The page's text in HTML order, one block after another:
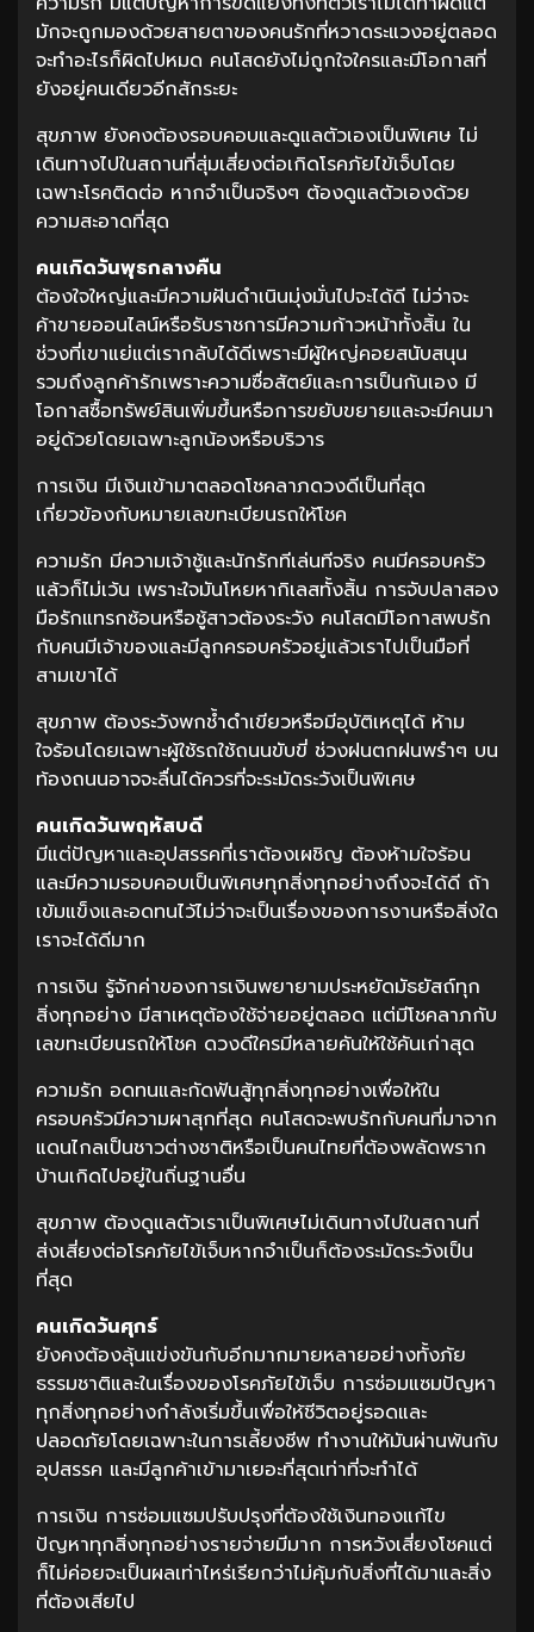
มักจะถูกมองด้วยสายตาของคนรักที่หวาดระแวงอยู่ตลอด
จะทำอะไรก็ผิดไปหมด คนโสดยังไม่ถูกใจใครและมีโอกาสที่
ยังอยู่คนเดียวอีกสักระยะ
สุขภาพ ยังคงต้องรอบคอบและดูแลตัวเองเป็นพิเศษ ไม่
เดินทางไปในสถานที่สุ่มเสี่ยงต่อเกิดโรคภัยไข้เจ็บโดย
เฉพาะโรคติดต่อ หากจำเป็นจริงๆ ต้องดูแลตัวเองด้วย
ความสะอาดที่สุด
คนเกิดวันพุธกลางคืน
ต้องใจใหญ่และมีความฝันดำเนินมุ่งมั่นไปจะได้ดี ไม่ว่าจะ
ค้าขายออนไลน์หรือรับราชการมีความก้าวหน้าทั้งสิ้น ใน
ช่วงที่เขาแย่แต่เรากลับได้ดีเพราะมีผู้ใหญ่คอยสนับสนุน
รวมถึงลูกค้ารักเพราะความซื่อสัตย์และการเป็นกันเอง มี
โอกาสซื้อทรัพย์สินเพิ่มขึ้นหรือการขยับขยายและจะมีคนมา
อยู่ด้วยโดยเฉพาะลูกน้องหรือบริวาร
การเงิน มีเงินเข้ามาตลอดโชคลาภดวงดีเป็นที่สุด
เกี่ยวข้องกับหมายเลขทะเบียนรถให้โชค
ความรัก มีความเจ้าชู้และนักรักทีเล่นทีจริง คนมีครอบครัว
แล้วก็ไม่เว้น เพราะใจมันโหยหากิเลสทั้งสิ้น การจับปลาสอง
มือรักแทรกซ้อนหรือชู้สาวต้องระวัง คนโสดมีโอกาสพบรัก
กับคนมีเจ้าของและมีลูกครอบครัวอยู่แล้วเราไปเป็นมือที่
สามเขาได้
สุขภาพ ต้องระวังพกช้ำดำเขียวหรือมีอุบัติเหตุได้ ห้าม
ใจร้อนโดยเฉพาะผู้ใช้รถใช้ถนนขับขี่ ช่วงฝนตกฝนพรำๆ บน
ท้องถนนอาจจะลื่นได้ควรที่จะระมัดระวังเป็นพิเศษ
คนเกิดวันพฤหัสบดี
มีแต่ปัญหาและอุปสรรคที่เราต้องเผชิญ ต้องห้ามใจร้อน
และมีความรอบคอบเป็นพิเศษทุกสิ่งทุกอย่างถึงจะได้ดี ถ้า
เข้มแข็งและอดทนไว้ไม่ว่าจะเป็นเรื่องของการงานหรือสิ่งใด
เราจะได้ดีมาก
การเงิน รู้จักค่าของการเงินพยายามประหยัดมัธยัสถ์ทุก
สิ่งทุกอย่าง มีสาเหตุต้องใช้จ่ายอยู่ตลอด แต่มีโชคลาภกับ
เลขทะเบียนรถให้โชค ดวงดีใครมีหลายคันให้ใช้คันเก่าสุด
ความรัก อดทนและกัดฟันสู้ทุกสิ่งทุกอย่างเพื่อให้ใน
ครอบครัวมีความผาสุกที่สุด คนโสดจะพบรักกับคนที่มาจาก
แดนไกลเป็นชาวต่างชาติหรือเป็นคนไทยที่ต้องพลัดพราก
บ้านเกิดไปอยู่ในถิ่นฐานอื่น
สุขภาพ ต้องดูแลตัวเราเป็นพิเศษไม่เดินทางไปในสถานที่
ส่งเสี่ยงต่อโรคภัยไข้เจ็บหากจำเป็นก็ต้องระมัดระวังเป็น
ที่สุด
คนเกิดวันศุกร์
ยังคงต้องลุ้นแข่งขันกับอีกมากมายหลายอย่างทั้งภัย
ธรรมชาติและในเรื่องของโรคภัยไข้เจ็บ การซ่อมแซมปัญหา
ทุกสิ่งทุกอย่างกำลังเริ่มขึ้นเพื่อให้ชีวิตอยู่รอดและ
ปลอดภัยโดยเฉพาะในการเลี้ยงชีพ ทำงานให้มันผ่านพ้นกับ
อุปสรรค และมีลูกค้าเข้ามาเยอะที่สุดเท่าที่จะทำได้
การเงิน การซ่อมแซมปรับปรุงที่ต้องใช้เงินทองแก้ไข
ปัญหาทุกสิ่งทุกอย่างรายจ่ายมีมาก การหวังเสี่ยงโชคแต่
ก็ไม่ค่อยจะเป็นผลเท่าไหร่เรียกว่าไม่คุ้มกับสิ่งที่ได้มาและสิ่ง
ที่ต้องเสียไป